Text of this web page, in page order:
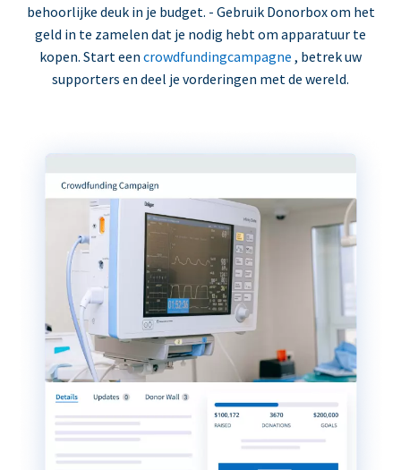
behoorlijke deuk in je budget. - Gebruik Donorbox om het
geld in te zamelen dat je nodig hebt om apparatuur te
kopen. Start een crowdfundingcampagne , betrek uw
supporters en deel je vorderingen met de wereld.